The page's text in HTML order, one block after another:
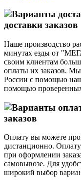
доставки заказов
Наше производство
минутах езды от
своим клиентам
оплаты их заказов.
России с помощью
помощью
заказов
Оплату вы можете
дистанционно.
при оформлении
самовывозе. Для
широкий выбор